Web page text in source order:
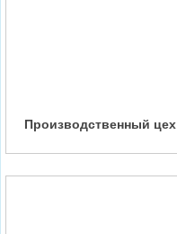
Производственный цех